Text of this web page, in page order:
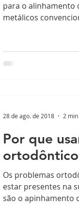
para o alinhamento
metálicos
Por que
Os problemas
estar presentes na
são o apinhamento
28 de ago. de 2018 2